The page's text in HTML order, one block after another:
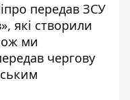
передав ЗСУ
, які створили
ми
чергову